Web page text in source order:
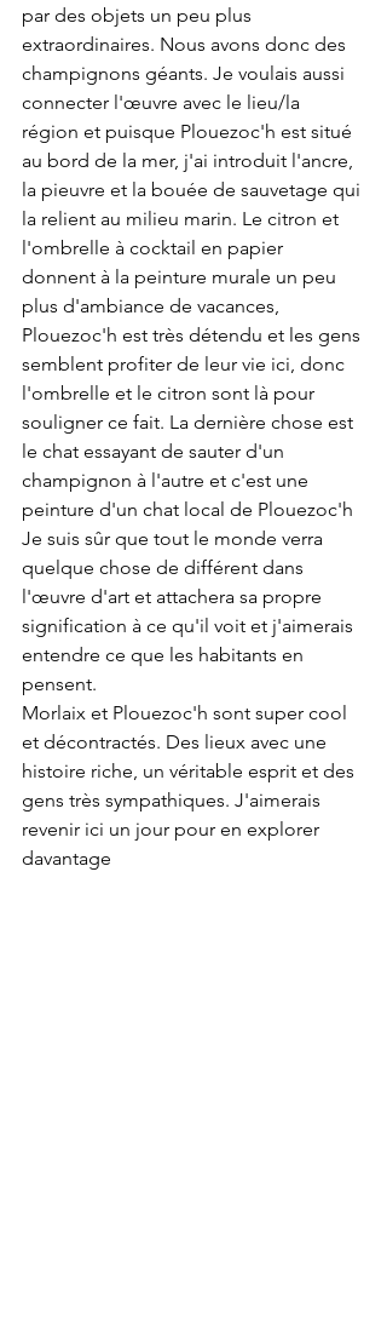
par des objets un peu plus
extraordinaires. Nous avons donc des
champignons géants. Je voulais aussi
connecter l'œuvre avec le lieu/la
région et puisque Plouezoc'h est situé
au bord de la mer, j'ai introduit l'ancre,
la pieuvre et la bouée de sauvetage qui
la relient au milieu marin. Le citron et
l'ombrelle à cocktail en papier
donnent à la peinture murale un peu
plus d'ambiance de vacances,
Plouezoc'h est très détendu et les gens
semblent profiter de leur vie ici, donc
l'ombrelle et le citron sont là pour
souligner ce fait. La dernière chose est
le chat essayant de sauter d'un
champignon à l'autre et c'est une
peinture d'un chat local de Plouezoc'h
Je suis sûr que tout le monde verra
quelque chose de différent dans
l'œuvre d'art et attachera sa propre
signification à ce qu'il voit et j'aimerais
entendre ce que les habitants en
pensent.
Morlaix et Plouezoc'h sont super cool
et décontractés. Des lieux avec une
histoire riche, un véritable esprit et des
gens très sympathiques. J'aimerais
revenir ici un jour pour en explorer
davantage